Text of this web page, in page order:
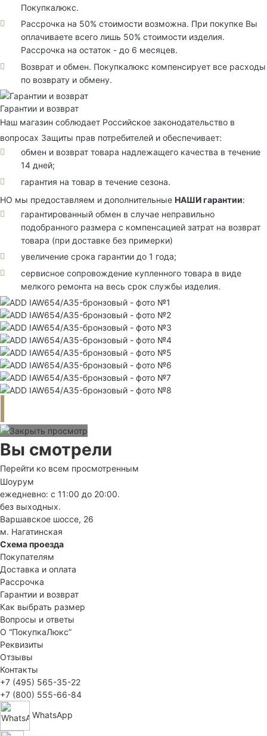
Покупкалюкс.
Рассрочка на 50% стоимости возможна. При покупке Вы
оплачиваете всего лишь 50% стоимости изделия.
Рассрочка на остаток - до 6 месяцев.
Возврат и обмен. Покупкалюкс компенсирует все расходы
по возврату и обмену.
Гарантии и возврат
Наш магазин соблюдает Российское законодательство в
вопросах Защиты прав потребителей и обеспечивает:
обмен и возврат товара надлежащего качества в течение
14 дней;
гарантия на товар в течение сезона.
НО мы предоставляем и дополнительные НАШИ гарантии:
гарантированный обмен в случае неправильно
подобранного размера с компенсацией затрат на возврат
товара (при доставке без примерки)
увеличение срока гарантии до 1 года;
сервисное сопровождение купленного товара в виде
мелкого ремонта на весь срок службы изделия.
Вы смотрели
Перейти ко всем просмотренным
Шоурум
ежедневно: с 11:00 до 20:00.
без выходных.
Варшавское шоссе, 26
м. Нагатинская
Схема проезда
Покупателям
Доставка и оплата
Рассрочка
Гарантии и возврат
Как выбрать размер
Вопросы и ответы
О “ПокупкаЛюкс”
Реквизиты
Отзывы
Контакты
+7 (495) 565-35-22
+7 (800) 555-66-84
WhatsApp